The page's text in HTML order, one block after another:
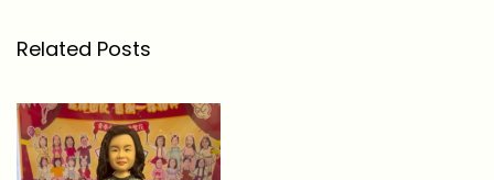
」
只
是
興
Related Posts